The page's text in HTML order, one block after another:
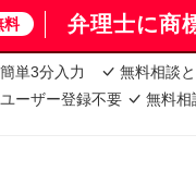
料 弁理士に商
簡単3分入力
無料相談
ユーザー登録不要
無料相